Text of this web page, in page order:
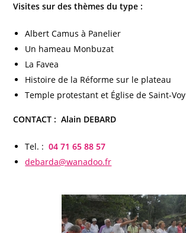
Visites sur des thèmes du type :
Albert Camus à Panelier
Un hameau Monbuzat
La Favea
Histoire de la Réforme sur le plateau
Temple protestant et Église de Saint-Voy
CONTACT : Alain DEBARD
Tel. : 04 71 65 88 57
debarda@wanadoo.fr